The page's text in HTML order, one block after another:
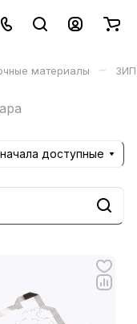
материалы – ЗИП
доступные